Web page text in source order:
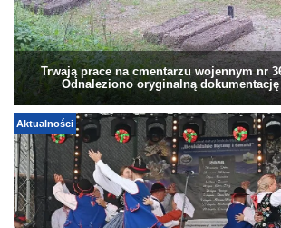
Trwają prace na cmentarzu wojennym nr
Odnaleziono oryginalną
Aktualności